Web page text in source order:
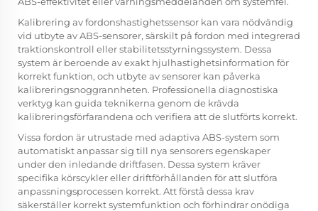
Kalibrering av fordonshastighetssensor kan vara nödvändig
vid utbyte av ABS-sensorer, särskilt på fordon med integrerad
traktionskontroll eller stabilitetsstyrningssystem. Dessa
system är beroende av exakt hjulhastighetsinformation för
korrekt funktion, och utbyte av sensorer kan påverka
kalibreringsnoggrannheten. Professionella diagnostiska
verktyg kan guida teknikerna genom de krävda
kalibreringsförfarandena och verifiera att de slutförts korrekt.
Vissa fordon är utrustade med adaptiva ABS-system som
automatiskt anpassar sig till nya sensorers egenskaper
under den inledande driftfasen. Dessa system kräver
specifika körscykler eller driftförhållanden för att slutföra
anpassningsprocessen korrekt. Att förstå dessa krav
säkerställer korrekt systemfunktion och förhindrar onödiga